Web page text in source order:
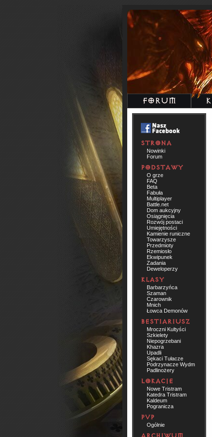
Nowinki
Forum
O grze
FAQ
Beta
Fabuła
Multiplayer
Battle.net
Dom aukcyjny
Osiągnięcia
Rozwój postaci
Umiejętności
Kamienie runiczne
Towarzysze
Przedmioty
Rzemiosło
Ekwipunek
Zadania
Deweloperzy
Barbarzyńca
Szaman
Czarownik
Mnich
Łowca Demonów
Mroczni Kultyści
Szkielety
Niepogrzebani
Khazra
Upadli
Sękaci Tułacze
Podrzynacze Wydm
Padlinożery
Nowe Tristram
Katedra Tristram
Kaldeum
Pogranicza
Ogólnie